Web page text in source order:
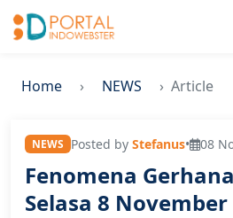
Home NEWS Article
NEWS Posted by Stefanus• 08
Fenomena
Selasa 8 November